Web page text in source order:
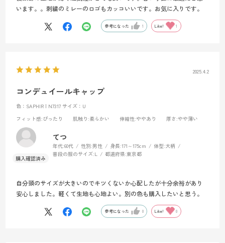
います。。刺繍のミレーのロゴもカッコいいです。お気に入りです。
参考になった 1 Like! 1
2025.4.2
コンデュイールキャップ
色：SAPHIR | N7317 サイズ：U
フィット感:ぴったり 肌触り :柔らかい 伸縮性:ややあり 厚さ:やや薄い
てつ
年代:60代 性別:男性 身長:171～175cm 体型:大柄
普段の服のサイズ:L 都道府県:東京都
自分頭のサイズが大きいのでキツくないか心配したが十分余裕があり
安心しました。軽くて生地も心地よい。別の色も購入したいと思う。
参考になった 0 Like! 0